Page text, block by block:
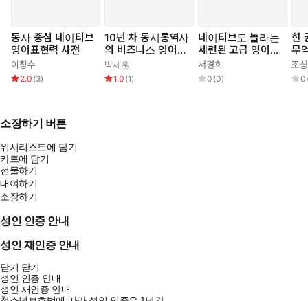
동사 중심 네이티브
영어표현력 사전
이창수
2.0 (3)
10년 차 동시통역사
의 비즈니스 영어
실전 가이드
박세원
1.0 (1)
네이티브도 놀라는
세련된 고급 영어
표현
서경희
0 (0)
한
무
어,
조
0
소장하기 버튼
위시리스트에 담기
카트에 담기
선물하기
대여하기
소장하기
성인 인증 안내
성인 재인증 안내
닫기 닫기
성인 인증 안내
성인 재인증 안내